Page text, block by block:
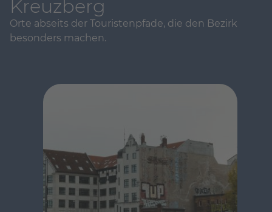
Kreuzberg
Orte abseits der Touristenpfade, die den Bezirk
besonders machen.